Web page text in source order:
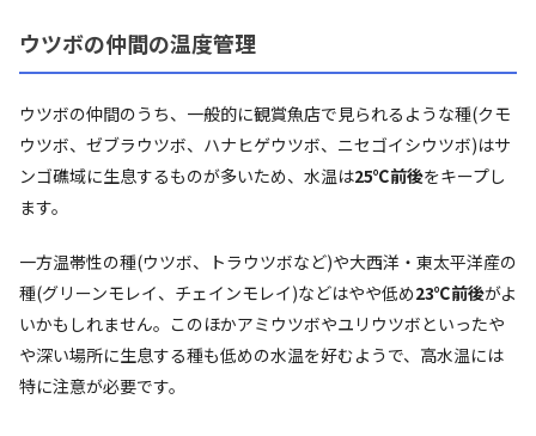
ウツボの仲間の温度管理
ウツボの仲間のうち、一般的に観賞魚店で見られるような種(クモ
ウツボ、ゼブラウツボ、ハナヒゲウツボ、ニセゴイシウツボ)はサ
ンゴ礁域に生息するものが多いため、水温は25℃前後をキープし
ます。
一方温帯性の種(ウツボ、トラウツボなど)や大西洋・東太平洋産の
種(グリーンモレイ、チェインモレイ)などはやや低め23℃前後がよ
いかもしれません。このほかアミウツボやユリウツボといったや
や深い場所に生息する種も低めの水温を好むようで、高水温には
特に注意が必要です。